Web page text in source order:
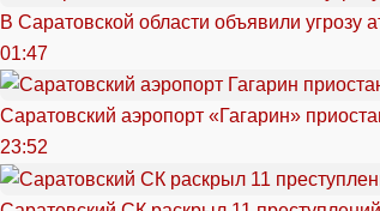
В Саратовской области объявили угрозу
01:47
Саратовский аэропорт «Гагарин»
23:52